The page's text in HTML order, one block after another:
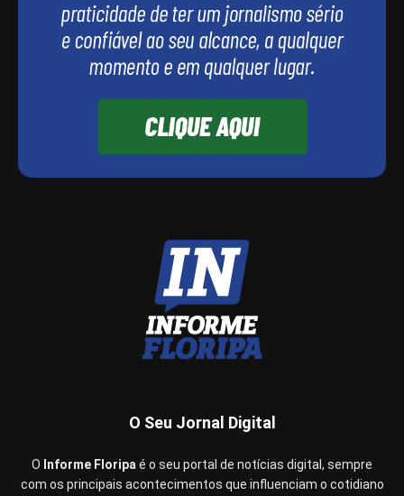
O Seu Jornal Digital
O Informe Floripaé o seu portal de notícias digital, sempre
com os principais acontecimentos que influenciam o cotidiano